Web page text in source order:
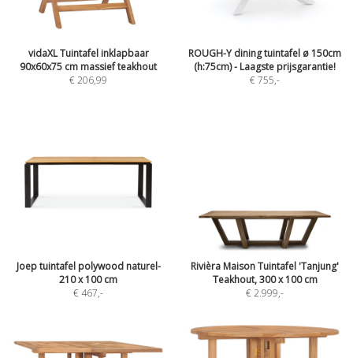
vidaXL Tuintafel inklapbaar
90x60x75 cm massief teakhout
€ 206,99
ROUGH-Y dining tuintafel ø 150cm
(h:75cm) - Laagste prijsgarantie!
€ 755,-
Joep tuintafel polywood naturel-
210 x 100 cm
€ 467,-
Rivièra Maison Tuintafel 'Tanjung'
Teakhout, 300 x 100 cm
€ 2.999,-